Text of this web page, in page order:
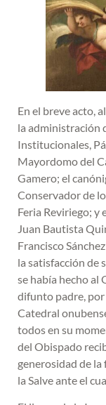
En el breve acto,
la administración
Institucionales,
Mayordomo del
Gamero; el
Conservador de
Feria Reviriego; y
Juan Bautista
Francisco
la satisfacción de
se había hecho al
difunto padre, por
Catedral
todos en su
del Obispado
generosidad de la
la Salve ante el